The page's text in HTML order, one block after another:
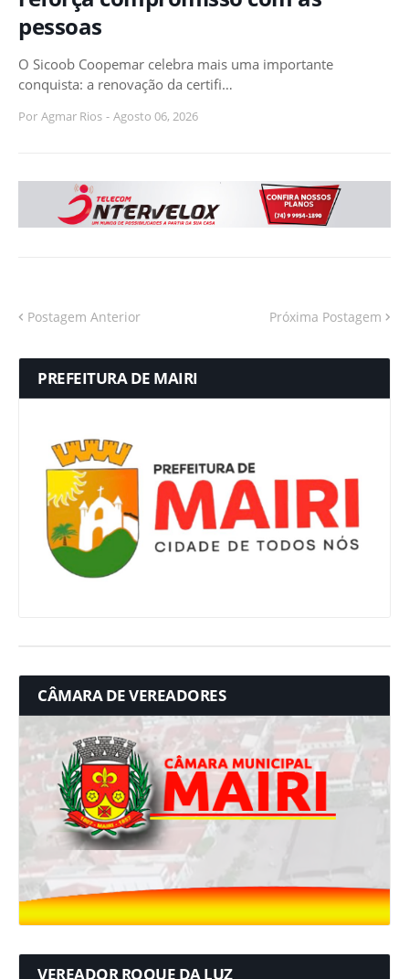
pessoas
O Sicoob Coopemar celebra mais uma importante
conquista: a renovação da certifi…
Por Agmar Rios - Agosto 06, 2026
Postagem Anterior Próxima Postagem
PREFEITURA DE MAIRI
CÂMARA DE VEREADORES
VEREADOR ROQUE DA LUZ